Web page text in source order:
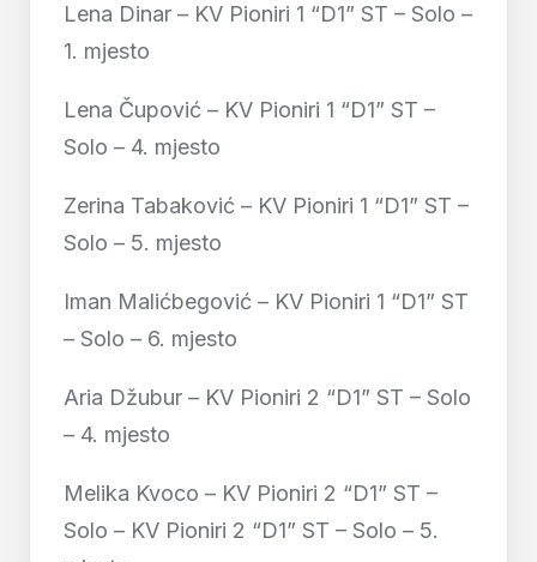
Lena Dinar – KV Pioniri 1 “D1” ST – Solo –
1. mjesto
Lena Čupović – KV Pioniri 1 “D1” ST –
Solo – 4. mjesto
Zerina Tabaković – KV Pioniri 1 “D1” ST –
Solo – 5. mjesto
Iman Malićbegović – KV Pioniri 1 “D1” ST
– Solo – 6. mjesto
Aria Džubur – KV Pioniri 2 “D1” ST – Solo
– 4. mjesto
Melika Kvoco – KV Pioniri 2 “D1” ST –
Solo – KV Pioniri 2 “D1” ST – Solo – 5.